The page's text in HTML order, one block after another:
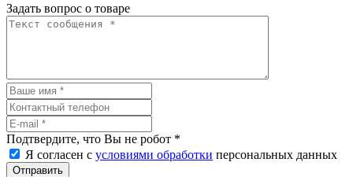
Задать вопрос о товаре
Подтвердите, что Вы не робот *
Я согласен с условиями обработки персональных данных
Отправить